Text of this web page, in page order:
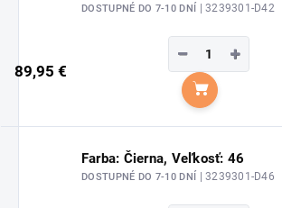
DOSTUPNÉ DO 7-10 DNÍ | 3239301-D42
89,95 €
+
−
Do košíka
Farba: Čierna, Veľkosť: 46
DOSTUPNÉ DO 7-10 DNÍ | 3239301-D46